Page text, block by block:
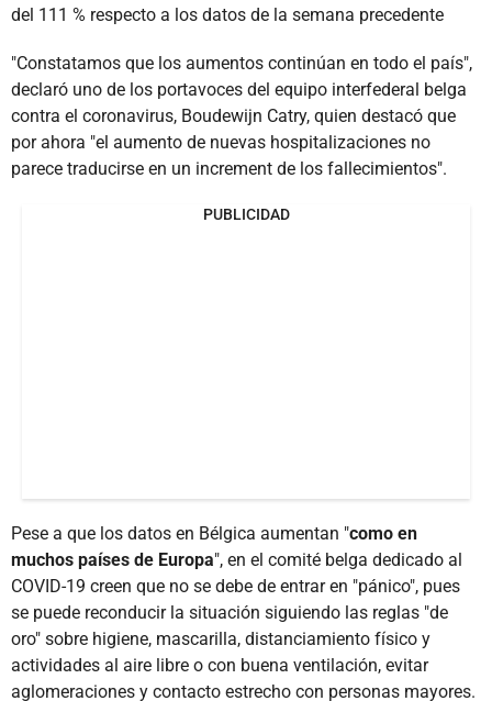
del 111 % respecto a los datos de la semana precedente
"Constatamos que los aumentos continúan en todo el país",
declaró uno de los portavoces del equipo interfederal belga
contra el coronavirus, Boudewijn Catry, quien destacó que
por ahora "el aumento de nuevas hospitalizaciones no
parece traducirse en un increment de los fallecimientos".
PUBLICIDAD
Pese a que los datos en Bélgica aumentan "como en
muchos países de Europa", en el comité belga dedicado al
COVID-19 creen que no se debe de entrar en "pánico", pues
se puede reconducir la situación siguiendo las reglas "de
oro" sobre higiene, mascarilla, distanciamiento físico y
actividades al aire libre o con buena ventilación, evitar
aglomeraciones y contacto estrecho con personas mayores.